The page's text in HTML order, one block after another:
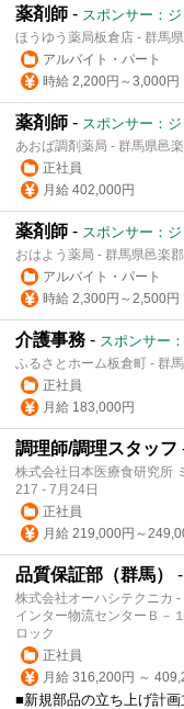
薬剤師 - スポンサー：
ほうゆう薬局板倉店 - 群馬
アルバイト・パート
時給 2,200円～3,000円
薬剤師 - スポンサー：
あおば調剤薬局 - 群馬県邑
正社員
月給 402,000円
薬剤師 - スポンサー：
おはよう薬局 - 群馬県邑楽
アルバイト・パート
時給 2,300円～2,500円
介護事務 - スポンサー
ふるさとホーム板倉町 - 群
正社員
月給 183,000円
調理師/調理スタッフ
株式会社日本医療食研究所
217 - 7月24日
正社員
月給 219,000円～
品質保証部（群馬） -
株式会社オーハシテクニカ
インター物流センターＢ
ロック
正社員
月給 316,200円 ～
■新規部品の立ち上げ計